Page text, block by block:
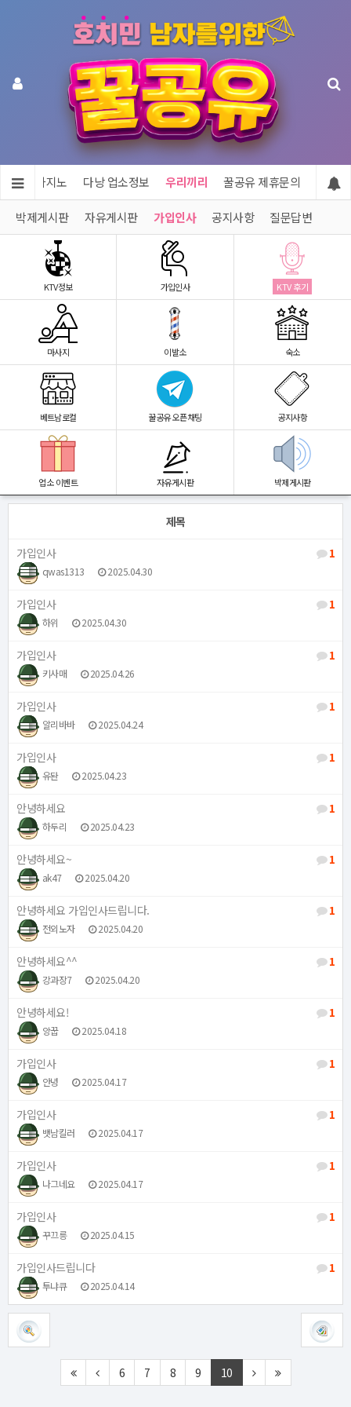
어 & 카지노 다낭 업소정보 우리끼리 꿀공유 제휴문의
박제게시판 자유게시판 가입인사 공지사항 질문답변
KTV정보 가입인사 KTV 후기
마사지 이발소 숙소
베트남로컬 꿀공유 오픈채팅 공지사항
업소 이벤트 자유게시판 박제게시판
제목
1
가입인사
qwas1313 2025.04.30
1
가입인사
하위 2025.04.30
1
가입인사
키사매 2025.04.26
1
가입인사
알리바바 2025.04.24
1
가입인사
유돤 2025.04.23
1
안녕하세요
하두리 2025.04.23
1
안녕하세요~
ak47 2025.04.20
1
안녕하세요 가입인사드립니다.
전외노자 2025.04.20
1
안녕하세요^^
강과장7 2025.04.20
1
안녕하세요!
앙꿉 2025.04.18
1
가입인사
안녕 2025.04.17
1
가입인사
뱃남킬러 2025.04.17
1
가입인사
나그네요 2025.04.17
1
가입인사
꾸끄릉 2025.04.15
1
가입인사드립니다
투냐큐 2025.04.14
6 7 8 9 10